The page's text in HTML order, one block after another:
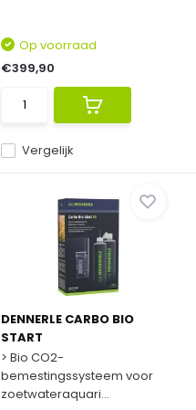
Vergelijk
Op voorraad
€399,90
DENNERLE CARBO BIO
START
> Bio CO2-
bemestingssysteem voor
zoetwateraquari...